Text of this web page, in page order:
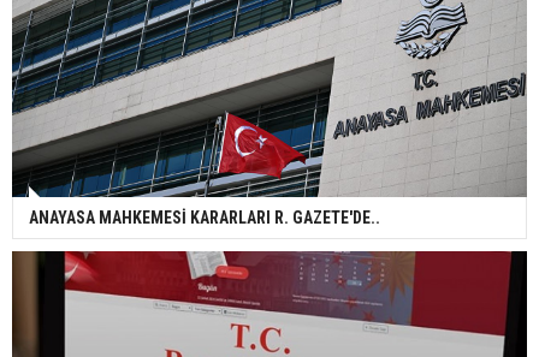
ANAYASA MAHKEMESİ KARARLARI R. GAZETE'DE..